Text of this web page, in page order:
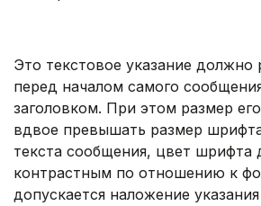
Это текстовое указание должно
перед началом самого
заголовком. При этом размер
вдвое превышать размер
текста сообщения, цвет шрифта
контрастным по отношению к
допускается наложение